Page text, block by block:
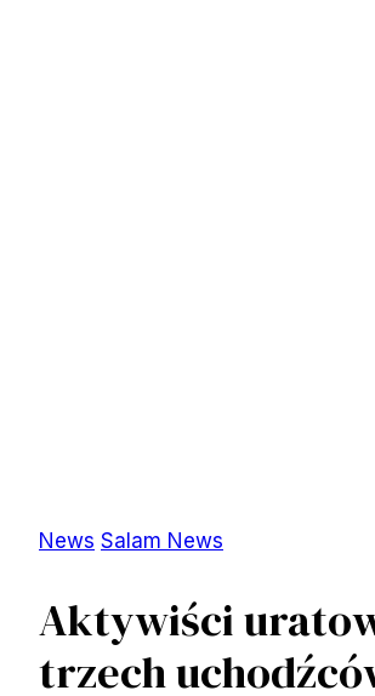
News Salam News
Aktywiści
trzech